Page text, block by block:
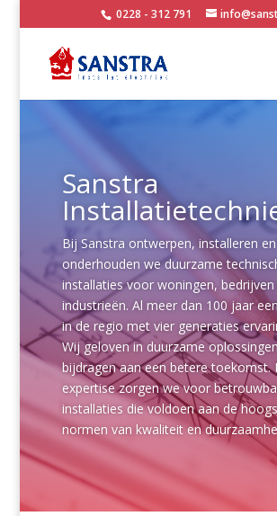
0228 - 312 791
Sanstra
Bij Sanstra ontwerpen, installeren en
onderhouden we duurzame
installaties voor woningen, bedrijven
industrieën. Al meer dan 100 jaar
in de regio met vier generaties
Wij geloven in duurzame
bijdragen aan een betere toekomst.
expertise zorgen we voor
installaties die voldoen aan de
normen van kwaliteit en